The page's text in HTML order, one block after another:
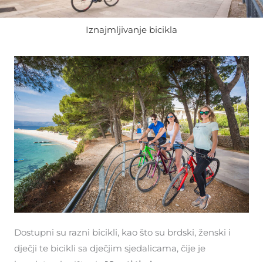
Iznajmljivanje bicikla
Dostupni su razni bicikli, kao što su brdski, ženski i
dječji te bicikli sa dječjim sjedalicama, čije je